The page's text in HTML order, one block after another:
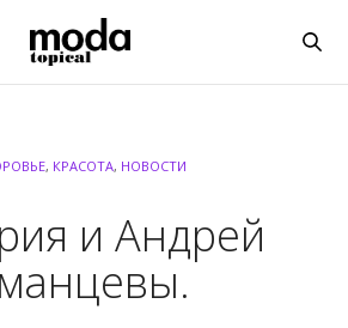
, КРАСОТА, НОВОСТИ
и Андрей